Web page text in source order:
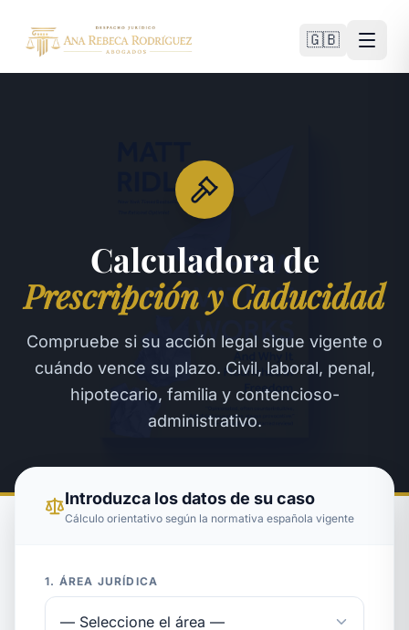
🇬🇧
Calculadora de
Prescripción y Caducidad
Compruebe si su acción legal sigue vigente o
cuándo vence su plazo. Civil, laboral, penal,
hipotecario, familia y contencioso-
administrativo.
Introduzca los datos de su caso
Cálculo orientativo según la normativa española vigente
1. ÁREA JURÍDICA